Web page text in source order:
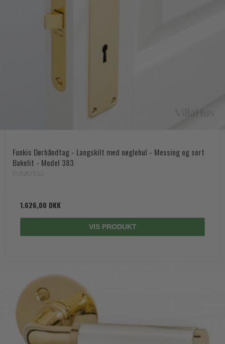
Funkis Dørhåndtag - Langskilt med nøglehul - Messing og sort
Bakelit - Model 383
1.626,00 DKK
VIS PRODUKT